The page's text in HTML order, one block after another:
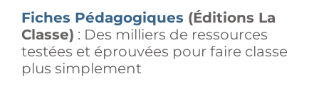
Fiches Pédagogiques (Éditions La
Classe) : Des milliers de ressources
testées et éprouvées pour faire classe
plus simplement